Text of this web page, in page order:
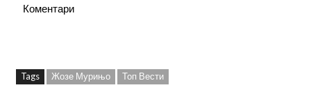
Коментари
Tags Жозе Мурињо Топ Вести